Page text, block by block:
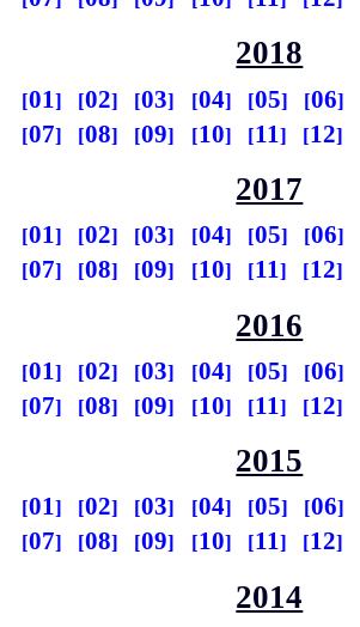
2018
01 02 03 04 05
06
07
08 09 10 11 12
2017
01 02 03 04 05
06
07
08 09 10 11 12
2016
01 02 03 04 05
06
07
08 09 10 11 12
2015
01 02 03 04 05
06
07
08 09 10 11 12
2014